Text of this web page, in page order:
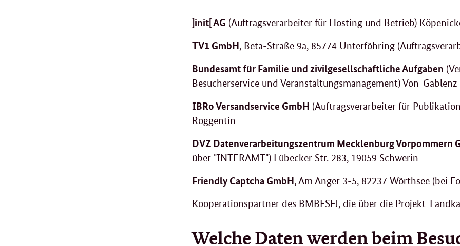
]init[ AG (Auftragsverarbeiter für Hosting und Betrieb)
TV1 GmbH, Beta-Straße 9a, 85774 Unterföhring
Bundesamt für Familie und zivilgesellschaftliche Aufgaben
Besucherservice und Veranstaltungsmanagement) Von-
IBRo Versandservice GmbH (Auftragsverarbeiter für
Roggentin
DVZ Datenverarbeitungszentrum Mecklenburg Vorpommern
über "INTERAMT") Lübecker Str. 283, 19059 Schwerin
Friendly Captcha GmbH, Am Anger 3-5, 82237 Wörthsee (bei
Kooperationspartner des BMBFSFJ, die über die Projekt-
Welche Daten werden beim